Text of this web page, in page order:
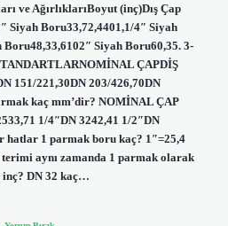
ve AğırlıklarıBoyut (inç)Dış Çap
Siyah Boru33,72,4401,1/4″ Siyah
Siyah Boru60,35. 3-
ÇAPDİŞ
151/221,30DN 203/426,70DN
kaç mm’dir? NOMİNAL ÇAP
1/4″DN 3242,41 1/2″DN
hatlar 1 parmak boru kaç? 1″=25,4
aynı zamanda 1 parmak olarak
inç? DN 32 kaç…